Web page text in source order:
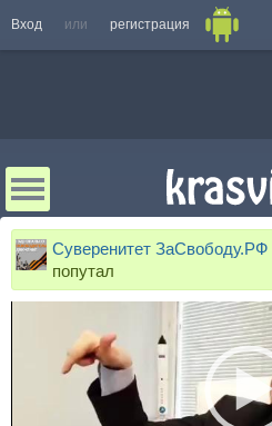
Вход или регистрация
Суверенитет ЗаСвободу.РФ
попутал